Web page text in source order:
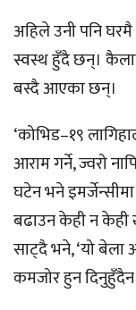
अहिले उनी पनि
स्वस्थ हुँदै छन्।
बस्दै आएका छन्।
‘कोभिड–१९
आराम गर्ने, ज्वरो
घटेन भने
बढाउन केही न केही
साट्दै भने, ‘यो
कमजोर हुन